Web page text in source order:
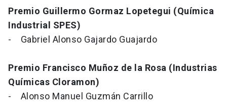
Premio Guillermo Gormaz Lopetegui (Química
Industrial SPES)
- Gabriel Alonso Gajardo Guajardo
Premio Francisco Muñoz de la Rosa (Industrias
Químicas Cloramon)
- Alonso Manuel Guzmán Carrillo